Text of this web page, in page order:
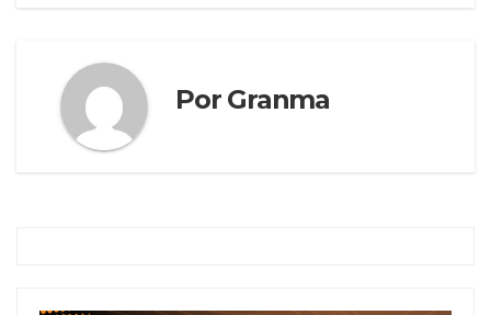
Por Granma